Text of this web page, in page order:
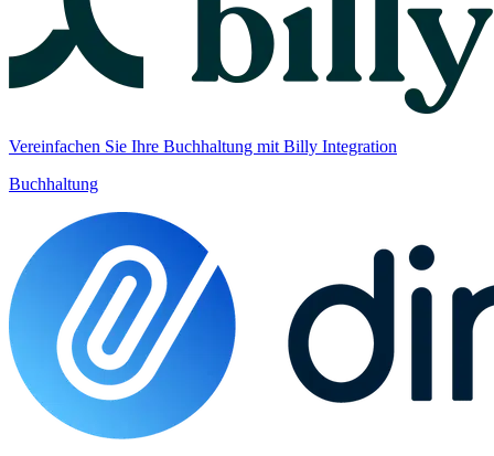
Vereinfachen Sie Ihre Buchhaltung mit Billy Integration
Buchhaltung